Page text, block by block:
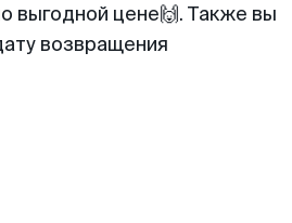
выгодной цене🙌. Также вы
возвращения